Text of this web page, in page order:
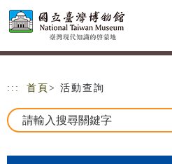
跳到主要內容
網站導覽
::: 首頁 > 活動查詢